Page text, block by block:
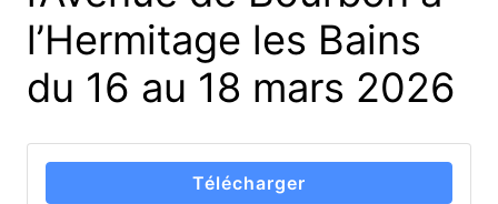
l’Hermitage les Bains
du 16 au 18 mars 2026
Télécharger